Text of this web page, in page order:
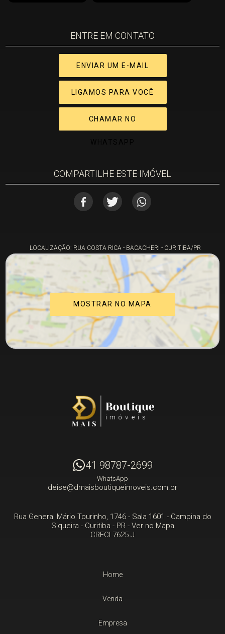
ENTRE EM CONTATO
ENVIAR UM E-MAIL
LIGAMOS PARA VOCÊ
CHAMAR NO
COMPARTILHE ESTE IMÓVEL
LOCALIZAÇÃO: RUA COSTA RICA - BACACHERI - CURITIBA/PR
MOSTRAR NO MAPA
41 98787-2699
WhatsApp
deise@dmaisboutiqueimoveis.com.br
Rua General Mário Tourinho, 1746 - Sala 1601 - Campina do
Siqueira - Curitiba - PR- Ver no Mapa
CRECI 7625 J
Home
Venda
Empresa